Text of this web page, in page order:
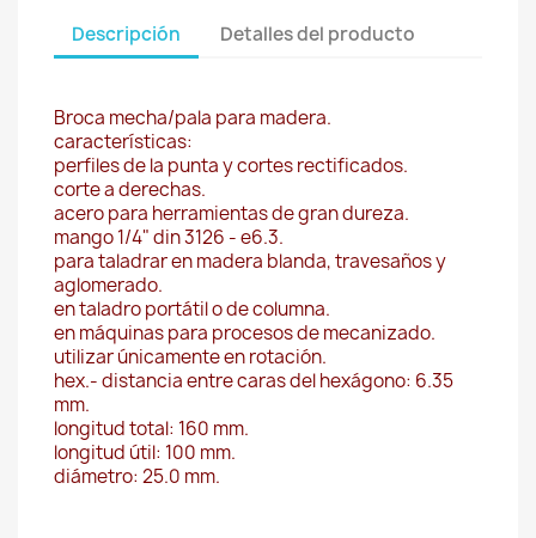
Descripción Detalles del producto
Broca mecha/pala para madera.
características:
perfiles de la punta y cortes rectificados.
corte a derechas.
acero para herramientas de gran dureza.
mango 1/4" din 3126 - e6.3.
para taladrar en madera blanda, travesaños y
aglomerado.
en taladro portátil o de columna.
en máquinas para procesos de mecanizado.
utilizar únicamente en rotación.
hex.- distancia entre caras del hexágono: 6.35
mm.
longitud total: 160 mm.
longitud útil: 100 mm.
diámetro: 25.0 mm.